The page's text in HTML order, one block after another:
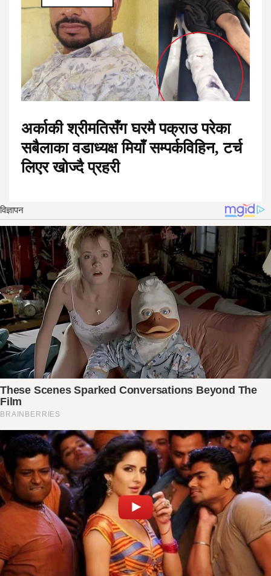
अर्काकी श्रीमतिसँग घरमै पक्राउ परेका
सबैलाका वडाध्यक्ष मियाँ सम्पर्कविहिन, टर्च
लिएर खोज्दै प्रहरी